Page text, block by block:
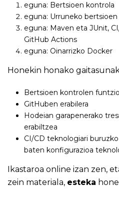
eguna: Bertsioen kontrola
eguna: Urruneko
eguna: Maven eta JUnit,
GitHub Actions
eguna: Oinarrizko Docker
Honekin honako
Bertsioen kontrolen
GitHuben erabilera
Hodeian garapenerako
erabiltzea
CI/CD teknologiari
baten konfigurazioa
Ikastaroa online izan zen,
zein materiala, esteka